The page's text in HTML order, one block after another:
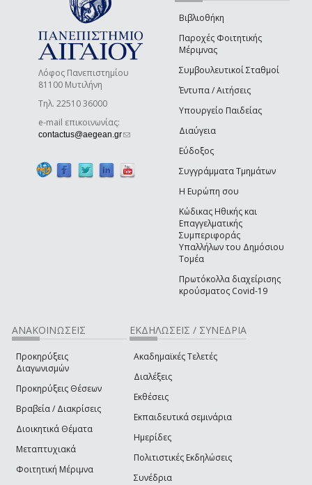
Λόφος Πανεπιστημίου
81100 Μυτιλήνη
Τηλ. 22510 36000
e-mail επικοινωνίας:
contactus@aegean.gr(link sends e-mail)
Βιβλιοθήκη
Παροχές Φοιτητικής
Μέριμνας
Συμβουλευτικοί Σταθμοί
Έντυπα / Αιτήσεις
Υπουργείο Παιδείας
Διαύγεια
Εύδοξος
Συγγράμματα Τμημάτων
Η Ευρώπη σου
Κώδικας Ηθικής και
Επαγγελματικής
Συμπεριφοράς
Υπαλλήλων του Δημόσιου
Τομέα
Πρωτόκολλα διαχείρισης
κρούσματος Covid-19
ΑΝΑΚΟΙΝΩΣΕΙΣ
Προκηρύξεις
Διαγωνισμών
Προκηρύξεις Θέσεων
Βραβεία / Διακρίσεις
Διοικητικά Θέματα
Μεταπτυχιακά
Φοιτητική Μέριμνα
ΕΚΔΗΛΩΣΕΙΣ / ΣΥΝΕΔΡΙΑ
Ακαδημαϊκές Τελετές
Διαλέξεις
Εκθέσεις
Εκπαιδευτικά σεμινάρια
Ημερίδες
Πολιτιστικές Εκδηλώσεις
Συνέδρια